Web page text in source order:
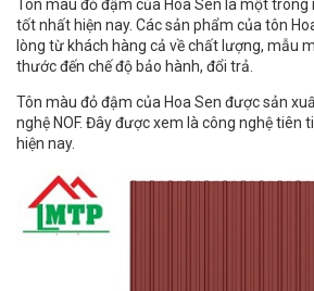
Tôn màu đỏ đậm của Hoa Sen là một
tốt nhất hiện nay. Các sản phẩm của tôn
lòng từ khách hàng cả về chất lượng, mẫu
thước đến chế độ bảo hành, đổi trả.
Tôn màu đỏ đậm của Hoa Sen được sản
nghệ NOF. Đây được xem là công nghệ tiên
hiện nay.